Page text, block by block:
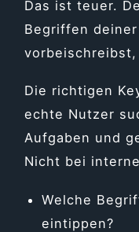
Das ist teuer.
Begriffen
Die richtigen
echte Nutzer
Aufgaben und
Nicht bei
Welche
eintippen?